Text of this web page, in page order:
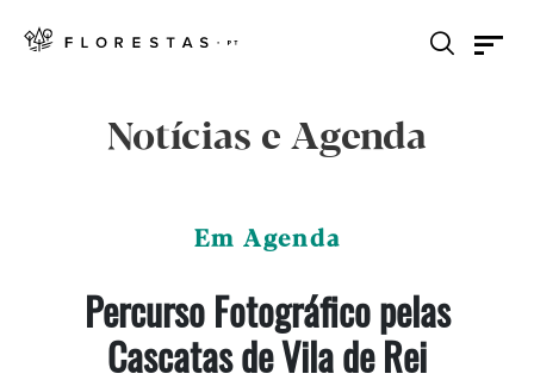
Notícias e Agenda
Em Agenda
Percurso Fotográfico pelas
Cascatas de Vila de Rei